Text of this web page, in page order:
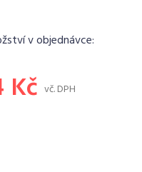
v objednávce:
Kč vč. DPH